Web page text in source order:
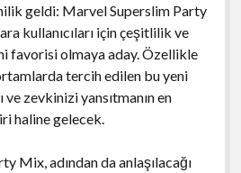
geldi: Marvel Superslim Party
kullanıcıları için çeşitlilik ve
favorisi olmaya aday. Özellikle
tercih edilen bu yeni
ve zevkinizi yansıtmanın en
haline gelecek.
Mix, adından da anlaşılacağı